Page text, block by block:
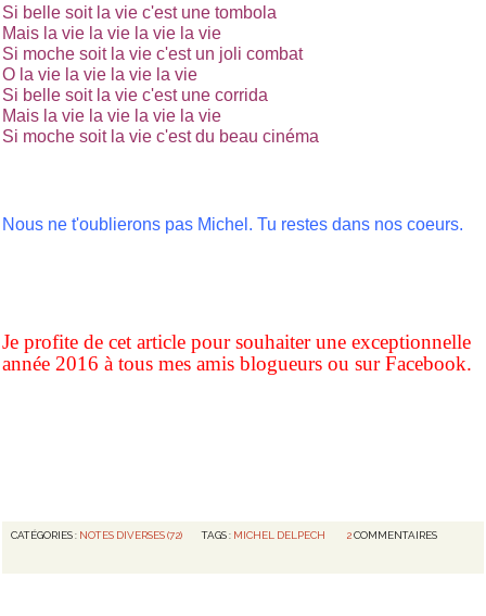
Si belle soit la vie c'est une tombola
Mais la vie la vie la vie la vie
Si moche soit la vie c'est un joli combat
O la vie la vie la vie la vie
Si belle soit la vie c'est une corrida
Mais la vie la vie la vie la vie
Si moche soit la vie c'est du beau cinéma
Nous ne t'oublierons pas Michel. Tu restes dans nos coeurs.
Je profite de cet article pour souhaiter une exceptionnelle
année 2016 à tous mes amis blogueurs ou sur Facebook.
CATÉGORIES : NOTES DIVERSES (72) TAGS : MICHEL DELPECH 2 COMMENTAIRES